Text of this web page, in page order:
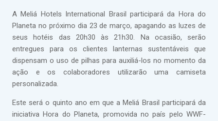
A Meliá Hotels International Brasil participará da Hora do
Planeta no próximo dia 23 de março, apagando as luzes de
seus hotéis das 20h30 às 21h30. Na ocasião, serão
entregues para os clientes lanternas sustentáveis que
dispensam o uso de pilhas para auxiliá-los no momento da
ação e os colaboradores utilizarão uma camiseta
personalizada.
Este será o quinto ano em que a Meliá Brasil participará da
iniciativa Hora do Planeta, promovida no país pelo WWF-